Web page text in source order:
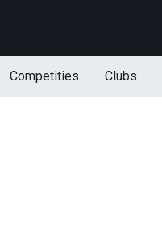
Competities Clubs